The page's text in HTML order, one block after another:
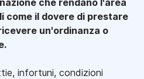
come il dovere di prestare
un'ordinanza o
infortuni, condizioni